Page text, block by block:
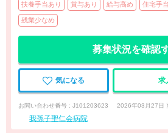
扶養手当あり 賞与あり 給与高め 住宅手
残業少なめ
募集状況を確認
気になる 求
お問い合わせ番号 : J101203623 2026年03月27日
我孫子聖仁会病院